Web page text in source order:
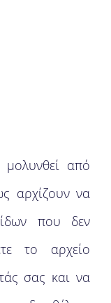
από
αρχίζουν να
που δεν
το αρχείο
σας και να